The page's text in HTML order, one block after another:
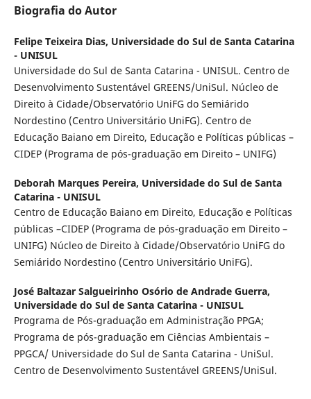
Biografia do Autor
Felipe Teixeira Dias, Universidade do Sul de Santa Catarina
- UNISUL
Universidade do Sul de Santa Catarina - UNISUL. Centro de
Desenvolvimento Sustentável GREENS/UniSul. Núcleo de
Direito à Cidade/Observatório UniFG do Semiárido
Nordestino (Centro Universitário UniFG). Centro de
Educação Baiano em Direito, Educação e Políticas públicas –
CIDEP (Programa de pós-graduação em Direito – UNIFG)
Deborah Marques Pereira, Universidade do Sul de Santa
Catarina - UNISUL
Centro de Educação Baiano em Direito, Educação e Políticas
públicas –CIDEP (Programa de pós-graduação em Direito –
UNIFG) Núcleo de Direito à Cidade/Observatório UniFG do
Semiárido Nordestino (Centro Universitário UniFG).
José Baltazar Salgueirinho Osório de Andrade Guerra,
Universidade do Sul de Santa Catarina - UNISUL
Programa de Pós-graduação em Administração PPGA;
Programa de pós-graduação em Ciências Ambientais –
PPGCA/ Universidade do Sul de Santa Catarina - UniSul.
Centro de Desenvolvimento Sustentável GREENS/UniSul.